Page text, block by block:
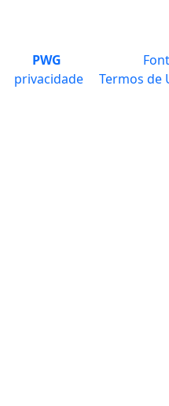
PWG
privacidade
Termos de